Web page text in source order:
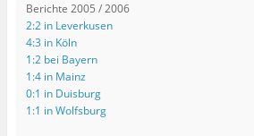
Berichte 2005 / 2006
2:2 in Leverkusen
4:3 in Köln
1:2 bei Bayern
1:4 in Mainz
0:1 in Duisburg
1:1 in Wolfsburg